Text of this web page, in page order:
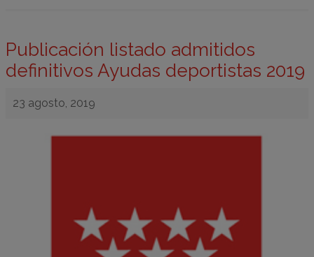
Publicación listado admitidos
definitivos Ayudas deportistas 2019
23 agosto, 2019